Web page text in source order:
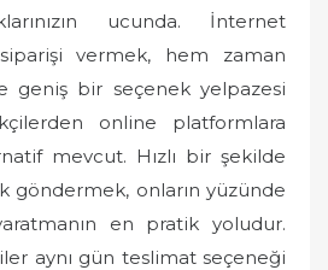
ucunda. İnternet
vermek, hem zaman
geniş bir seçenek yelpazesi
online platformlara
mevcut. Hızlı bir şekilde
göndermek, onların yüzünde
en pratik yoludur.
aynı gün teslimat seçeneği